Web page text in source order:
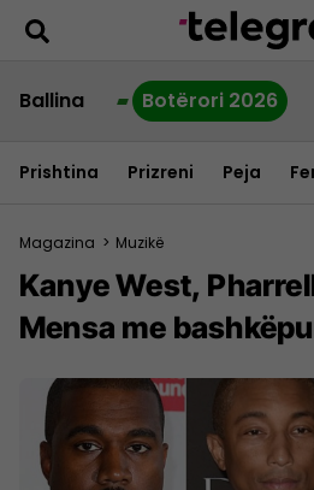
Ballina Botërori 2026
Prishtina Prizreni Peja
Magazina > Muzikë
Kanye West,
Mensa me